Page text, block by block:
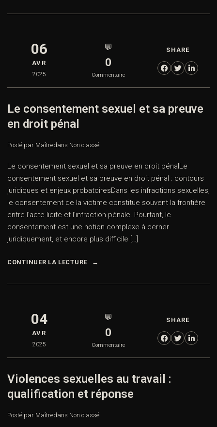
06
AVR
2025
💬
0
Commentaire
SHARE
Le consentement sexuel et sa preuve
en droit pénal
Posté par Maîtredans Non classé
Le consentement sexuel et sa preuve en droit pénalLe
consentement sexuel et sa preuve en droit pénal : contours
juridiques et enjeux probatoiresDans les infractions sexuelles,
le consentement de la victime constitue souvent la frontière
entre l’acte licite et l’infraction pénale. Pourtant, le
consentement est une notion complexe à cerner
juridiquement, et encore plus difficile […]
CONTINUER LA LECTURE
04
AVR
2025
💬
0
Commentaire
SHARE
Violences sexuelles au travail :
qualification et réponse
Posté par Maîtredans Non classé